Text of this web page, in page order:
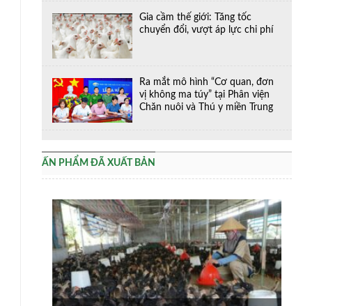
Gia cầm thế giới: Tăng tốc
chuyển đổi, vượt áp lực chi phí
Ra mắt mô hình “Cơ quan, đơn
vị không ma túy” tại Phân viện
Chăn nuôi và Thú y miền Trung
ẤN PHẨM ĐÃ XUẤT BẢN